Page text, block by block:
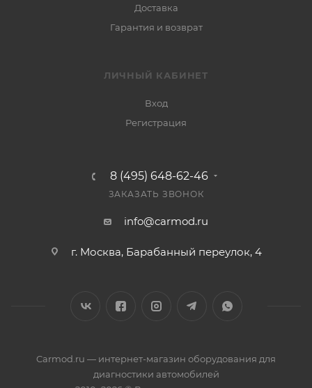
Доставка
Гарантия и возврат
ЛИЧНЫЙ КАБИНЕТ
Вход
Регистрация
8 (495) 648-62-46
ЗАКАЗАТЬ ЗВОНОК
info@carmod.ru
г. Москва, Барабанный переулок, 4
Carmod.ru — интернет-магазин оборудования для
диагностики автомобилей